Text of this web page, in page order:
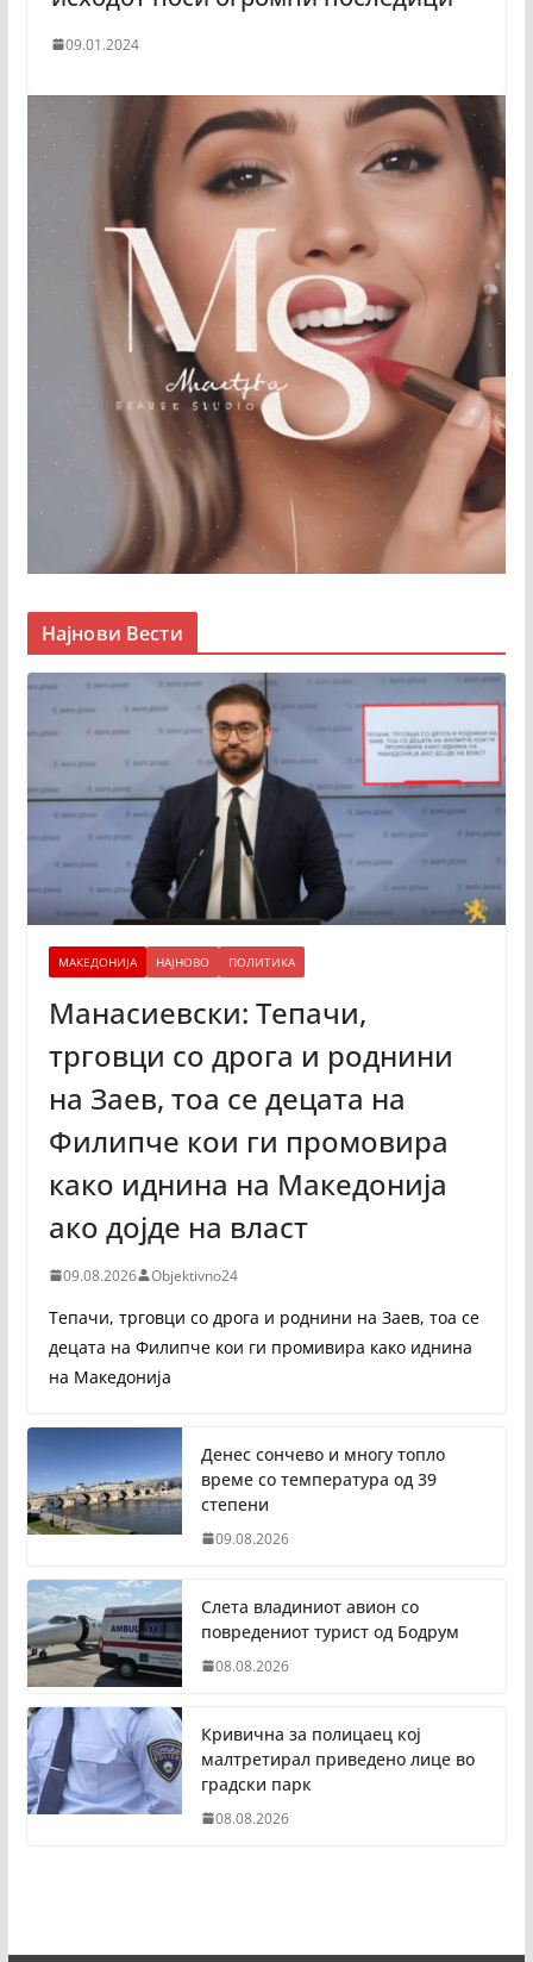
09.01.2024
Најнови Вести
МАКЕДОНИЈА НАЈНОВО ПОЛИТИКА
Манасиевски: Тепачи,
трговци со дрога и роднини
на Заев, тоа се децата на
Филипче кои ги промoвира
како иднина на Македонија
ако дојде на власт
09.08.2026 Objektivno24
Тепачи, трговци со дрога и роднини на Заев, тоа се
децата на Филипче кои ги промивира како иднина
на Македонија
Денес сончево и многу топло
време со температура од 39
степени
09.08.2026
Слета владиниот авион со
повредениот турист од Бодрум
08.08.2026
Кривична за полицаец кој
малтретирал приведено лице во
градски парк
08.08.2026